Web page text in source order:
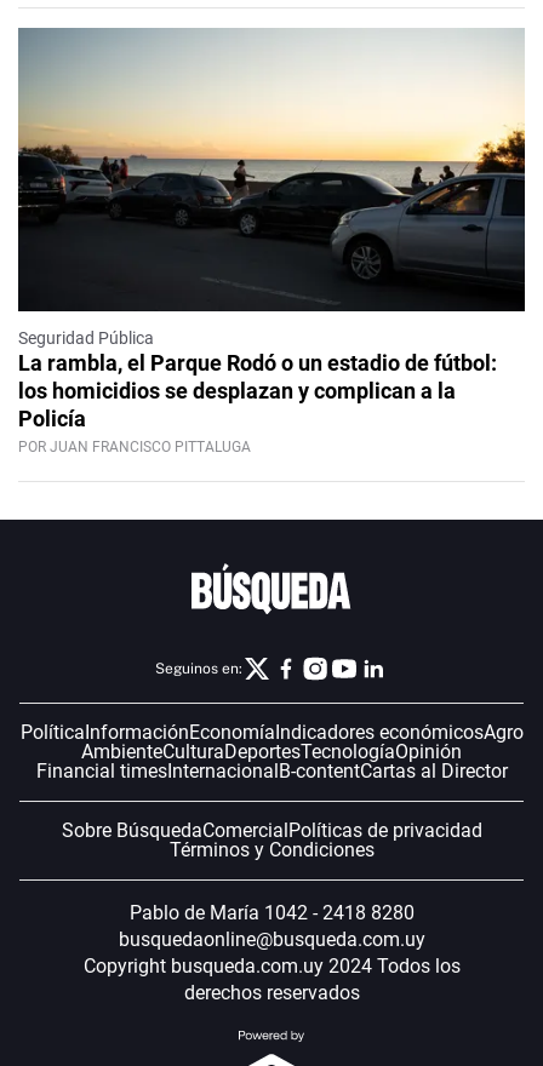
Seguridad Pública
La rambla, el Parque Rodó o un estadio de fútbol:
los homicidios se desplazan y complican a la
Policía
POR JUAN FRANCISCO PITTALUGA
Seguinos en:
PolíticaInformaciónEconomíaIndicadores económicosAgro
AmbienteCulturaDeportesTecnologíaOpinión
Financial timesInternacionalB-contentCartas al Director
Sobre BúsquedaComercialPolíticas de privacidad
Términos y Condiciones
Pablo de María 1042 - 2418 8280
busquedaonline@busqueda.com.uy
Copyright busqueda.com.uy 2024 Todos los
derechos reservados